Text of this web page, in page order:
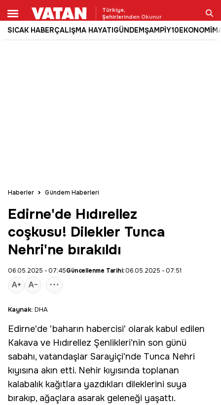
Türkiye,
Şehirlerinden Okunur
SICAK HABERÇALIŞMA HAYATIGÜNDEMŞAMPİY10EKONOMİ
Ara
Haberler Gündem Haberleri
Edirne'de Hıdırellez
coşkusu! Dilekler Tunca
Nehri'ne bırakıldı
06.05.2025 - 07:45Güncellenme Tarihi:06.05.2025 - 07:51
Kaynak: DHA
Edirne'de 'baharın habercisi' olarak kabul edilen
Kakava ve Hıdırellez Şenlikleri’nin son günü
sabahı, vatandaşlar Sarayiçi'nde Tunca Nehri
kıyısına akın etti. Nehir kıyısında toplanan
kalabalık kağıtlara yazdıkları dileklerini suya
bırakıp, ağaçlara asarak geleneği yaşattı.